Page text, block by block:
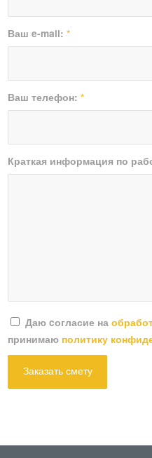
Ваш e-mail:*
Ваш телефон:*
Краткая информация по
Даю cогласие на
принимаю политику